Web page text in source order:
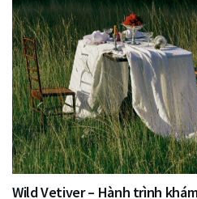
Wild Vetiver – Hành trình